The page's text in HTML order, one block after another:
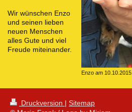
Enzo am 10.10.2015.
Wir wünschen Enzo
und seinen lieben
neuen Menschen
alles Gute und viel
Freude miteinander.
Druckversion | Sitemap